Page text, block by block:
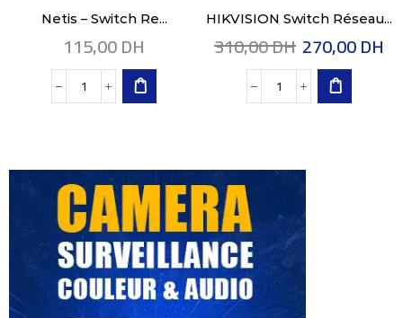
Netis – Switch Re...
115,00DH
HIKVISION Switch Réseau...
310,00DH 270,00DH